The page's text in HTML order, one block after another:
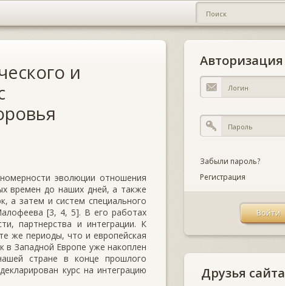
и
эволюции отношения
времен до наших дней, а также
а затем и систем специального
[3, 4, 5]. В его работах
партнерства и интеграции. К
же периоды, что и европейская
в Западной Европе уже накоплен
стране в конце прошлого
курс на интеграцию
Авторизация
Забыли пароль?
Регистрация
Друзья сайта